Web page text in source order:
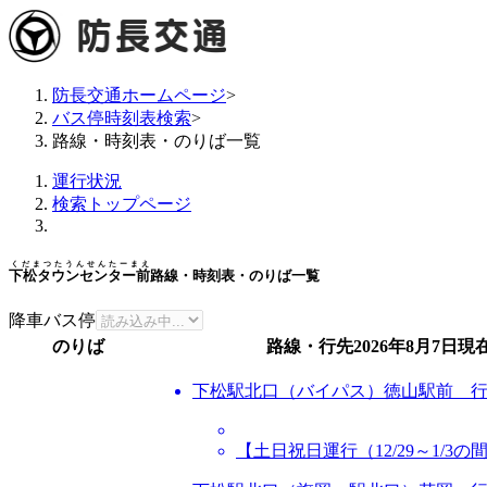
防長交通ホームページ>
バス停時刻表検索>
路線・時刻表・のりば一覧
運行状況
検索トップページ
下松タウンセンター前
くだまつたうんせんたーまえ
路線・時刻表・のりば一覧
降車バス停
のりば
路線・行先2026年8月7日 現
下松駅北口（バイパス）徳山駅前 行
【土日祝日運行（12/29～1/3の